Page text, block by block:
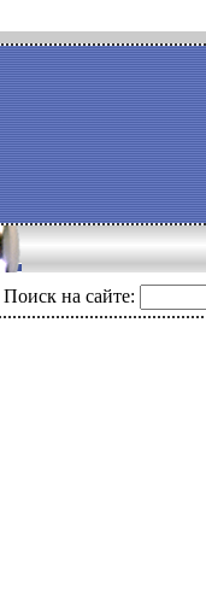
Поиск на сайте: